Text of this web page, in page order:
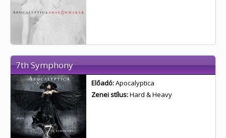
7th Symphony
Előadó:Apocalyptica
Zenei stílus:Hard & Heavy